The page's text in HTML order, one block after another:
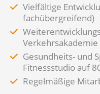
Vielfältige
fachübergreifend)
Verkehrsakademie
Gesundheits- und
Fitnessstudio auf
Regelmäßige